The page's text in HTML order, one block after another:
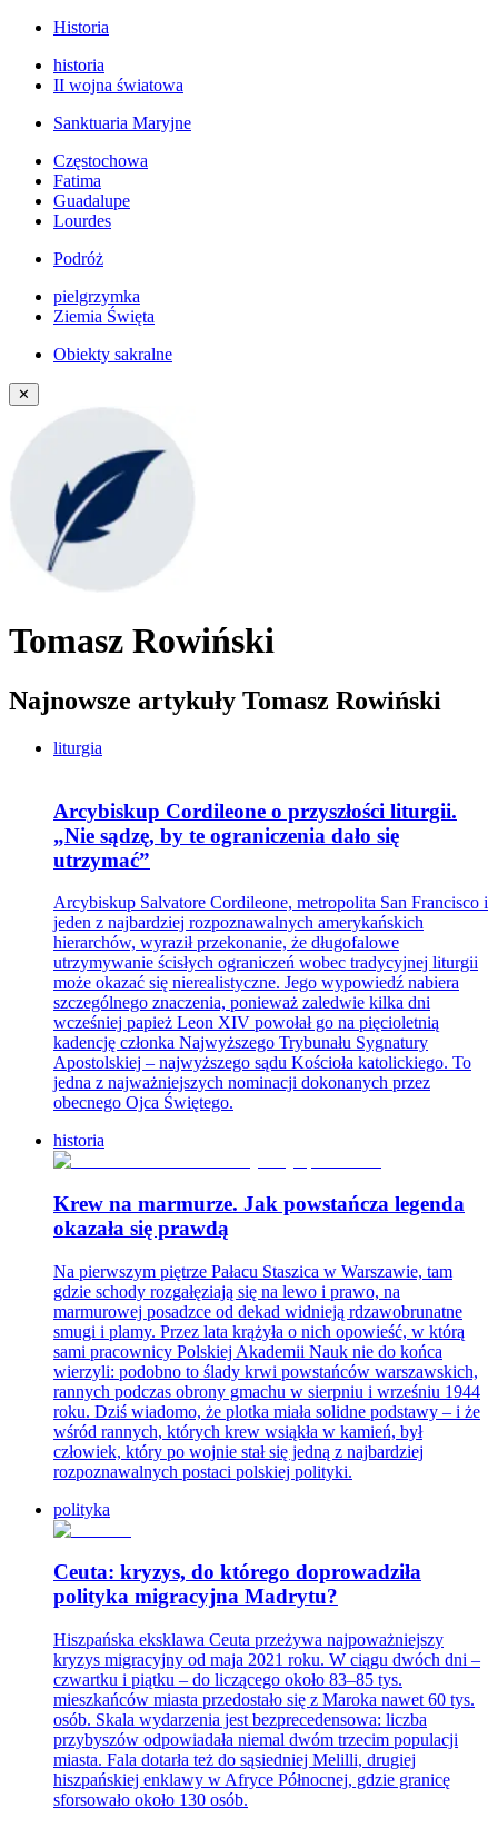
Historia
historia
II wojna światowa
Sanktuaria Maryjne
Częstochowa
Fatima
Guadalupe
Lourdes
Podróż
pielgrzymka
Ziemia Święta
Obiekty sakralne
✕
Tomasz Rowiński
Najnowsze artykuły Tomasz Rowiński
liturgia
Arcybiskup Cordileone o przyszłości liturgii.
„Nie sądzę, by te ograniczenia dało się
utrzymać”
Arcybiskup Salvatore Cordileone, metropolita San Francisco i
jeden z najbardziej rozpoznawalnych amerykańskich
hierarchów, wyraził przekonanie, że długofalowe
utrzymywanie ścisłych ograniczeń wobec tradycyjnej liturgii
może okazać się nierealistyczne. Jego wypowiedź nabiera
szczególnego znaczenia, ponieważ zaledwie kilka dni
wcześniej papież Leon XIV powołał go na pięcioletnią
kadencję członka Najwyższego Trybunału Sygnatury
Apostolskiej – najwyższego sądu Kościoła katolickiego. To
jedna z najważniejszych nominacji dokonanych przez
obecnego Ojca Świętego.
historia
Krew na marmurze. Jak powstańcza legenda
okazała się prawdą
Na pierwszym piętrze Pałacu Staszica w Warszawie, tam
gdzie schody rozgałęziają się na lewo i prawo, na
marmurowej posadzce od dekad widnieją rdzawobrunatne
smugi i plamy. Przez lata krążyła o nich opowieść, w którą
sami pracownicy Polskiej Akademii Nauk nie do końca
wierzyli: podobno to ślady krwi powstańców warszawskich,
rannych podczas obrony gmachu w sierpniu i wrześniu 1944
roku. Dziś wiadomo, że plotka miała solidne podstawy – i że
wśród rannych, których krew wsiąkła w kamień, był
człowiek, który po wojnie stał się jedną z najbardziej
rozpoznawalnych postaci polskiej polityki.
polityka
Ceuta: kryzys, do którego doprowadziła
polityka migracyjna Madrytu?
Hiszpańska eksklawa Ceuta przeżywa najpoważniejszy
kryzys migracyjny od maja 2021 roku. W ciągu dwóch dni –
czwartku i piątku – do liczącego około 83–85 tys.
mieszkańców miasta przedostało się z Maroka nawet 60 tys.
osób. Skala wydarzenia jest bezprecedensowa: liczba
przybyszów odpowiadała niemal dwóm trzecim populacji
miasta. Fala dotarła też do sąsiedniej Melilli, drugiej
hiszpańskiej enklawy w Afryce Północnej, gdzie granicę
sforsowało około 130 osób.